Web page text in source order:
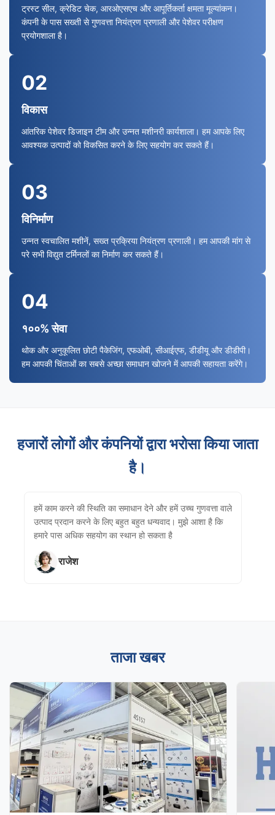
ट्रस्ट सील, क्रेडिट चेक, आरओएसएच और आपूर्तिकर्ता क्षमता मूल्यांकन।
कंपनी के पास सख्ती से गुणवत्ता नियंत्रण प्रणाली और पेशेवर परीक्षण
प्रयोगशाला है।
02
विकास
आंतरिक पेशेवर डिजाइन टीम और उन्नत मशीनरी कार्यशाला। हम आपके लिए
आवश्यक उत्पादों को विकसित करने के लिए सहयोग कर सकते हैं।
03
विनिर्माण
उन्नत स्वचालित मशीनें, सख्त प्रक्रिया नियंत्रण प्रणाली। हम आपकी मांग से
परे सभी विद्युत टर्मिनलों का निर्माण कर सकते हैं।
04
१००% सेवा
थोक और अनुकूलित छोटी पैकेजिंग, एफओबी, सीआईएफ, डीडीयू और डीडीपी।
हम आपकी चिंताओं का सबसे अच्छा समाधान खोजने में आपकी सहायता करेंगे।
हजारों लोगों और कंपनियों द्वारा भरोसा किया जाता
है।
हमें काम करने की स्थिति का समाधान देने और हमें उच्च गुणवत्ता वाले
उत्पाद प्रदान करने के लिए बहुत बहुत धन्यवाद। मुझे आशा है कि
हमारे पास अधिक सहयोग का स्थान हो सकता है
राजेश
ताजा खबर